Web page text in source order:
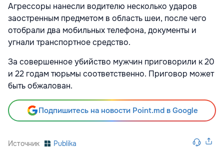
Агрессоры нанесли водителю несколько ударов
заостренным предметом в область шеи, после чего
отобрали два мобильных телефона, документы и
угнали транспортное средство.
За совершенное убийство мужчин приговорили к 20
и 22 годам тюрьмы соответственно. Приговор может
быть обжалован.
Подпишитесь на новости Point.md в Google
Источник Publika